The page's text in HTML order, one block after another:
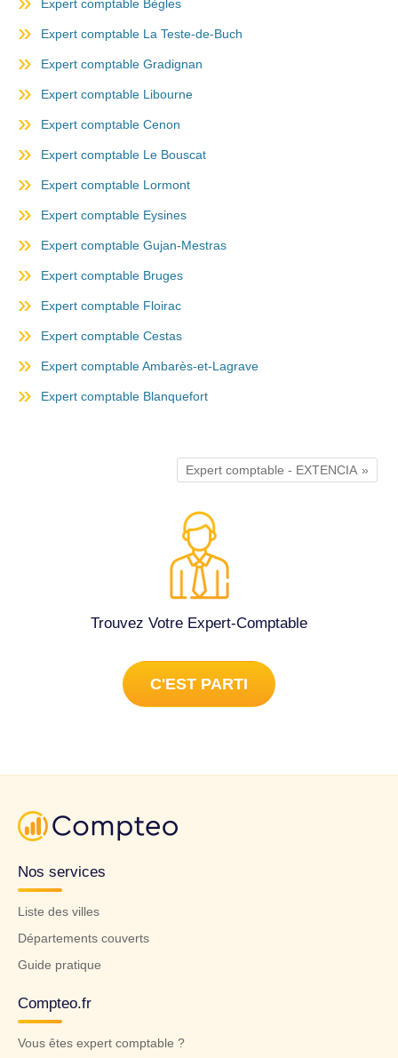
Expert comptable Bègles
Expert comptable La Teste-de-Buch
Expert comptable Gradignan
Expert comptable Libourne
Expert comptable Cenon
Expert comptable Le Bouscat
Expert comptable Lormont
Expert comptable Eysines
Expert comptable Gujan-Mestras
Expert comptable Bruges
Expert comptable Floirac
Expert comptable Cestas
Expert comptable Ambarès-et-Lagrave
Expert comptable Blanquefort
Expert comptable - EXTENCIA
Trouvez Votre Expert-Comptable
C'EST PARTI
Nos services
Liste des villes
Départements couverts
Guide pratique
Compteo.fr
Vous êtes expert comptable ?